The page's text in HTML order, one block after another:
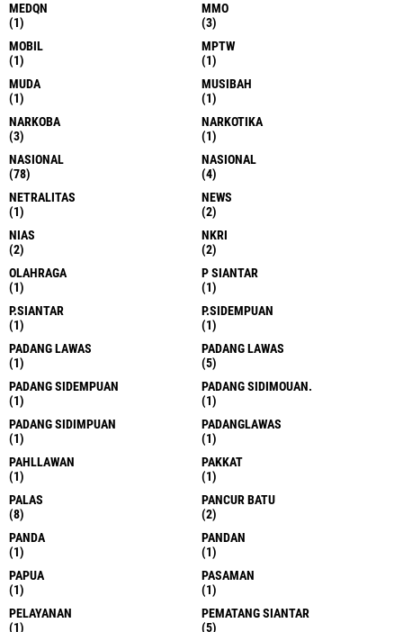
MEDQN
(1)
MMO
(3)
MOBIL
(1)
MPTW
(1)
MUDA
(1)
MUSIBAH
(1)
NARKOBA
(3)
NARKOTIKA
(1)
NASIONAL
(78)
NASIONAL
(4)
NETRALITAS
(1)
NEWS
(2)
NIAS
(2)
NKRI
(2)
OLAHRAGA
(1)
P SIANTAR
(1)
P.SIANTAR
(1)
P.SIDEMPUAN
(1)
PADANG LAWAS
(1)
PADANG LAWAS
(5)
PADANG SIDEMPUAN
(1)
PADANG SIDIMOUAN.
(1)
PADANG SIDIMPUAN
(1)
PADANGLAWAS
(1)
PAHLLAWAN
(1)
PAKKAT
(1)
PALAS
(8)
PANCUR BATU
(2)
PANDA
(1)
PANDAN
(1)
PAPUA
(1)
PASAMAN
(1)
PELAYANAN
(1)
PEMATANG SIANTAR
(5)